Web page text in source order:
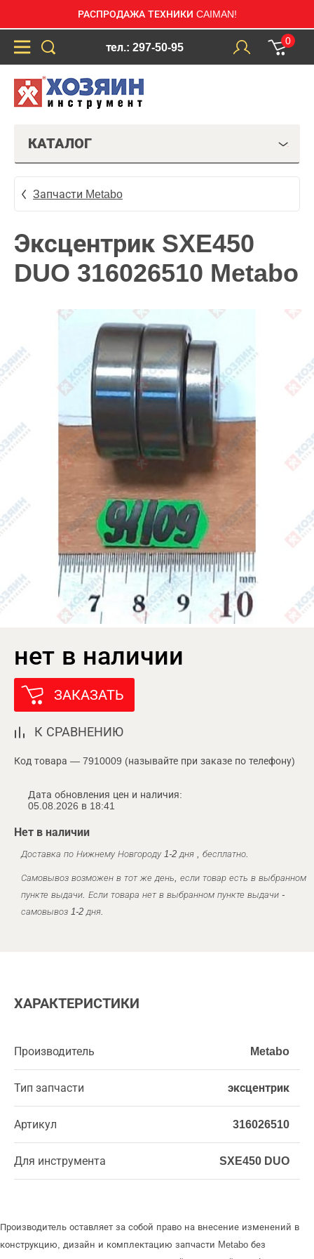
РАСПРОДАЖА ТЕХНИКИ CAIMAN!
тел.: 297-50-95
0
КАТАЛОГ
Запчасти Metabo
Эксцентрик SXE450
DUO 316026510 Metabo
нет в наличии
ЗАКАЗАТЬ
К СРАВНЕНИЮ
Код товара — 7910009 (называйте при заказе по телефону)
Дата обновления цен и наличия:
05.08.2026 в 18:41
Нет в наличии
Доставка по Нижнему Новгороду 1-2 дня , бесплатно.
Самовывоз возможен в тот же день, если товар есть в выбранном
пункте выдачи. Если товара нет в выбранном пункте выдачи -
самовывоз 1-2 дня.
ХАРАКТЕРИСТИКИ
Производитель Metabo
Тип запчасти эксцентрик
Артикул 316026510
Для инструмента SXE450 DUO
Производитель оставляет за собой право на внесение изменений в
конструкцию, дизайн и комплектацию запчасти Metabo без